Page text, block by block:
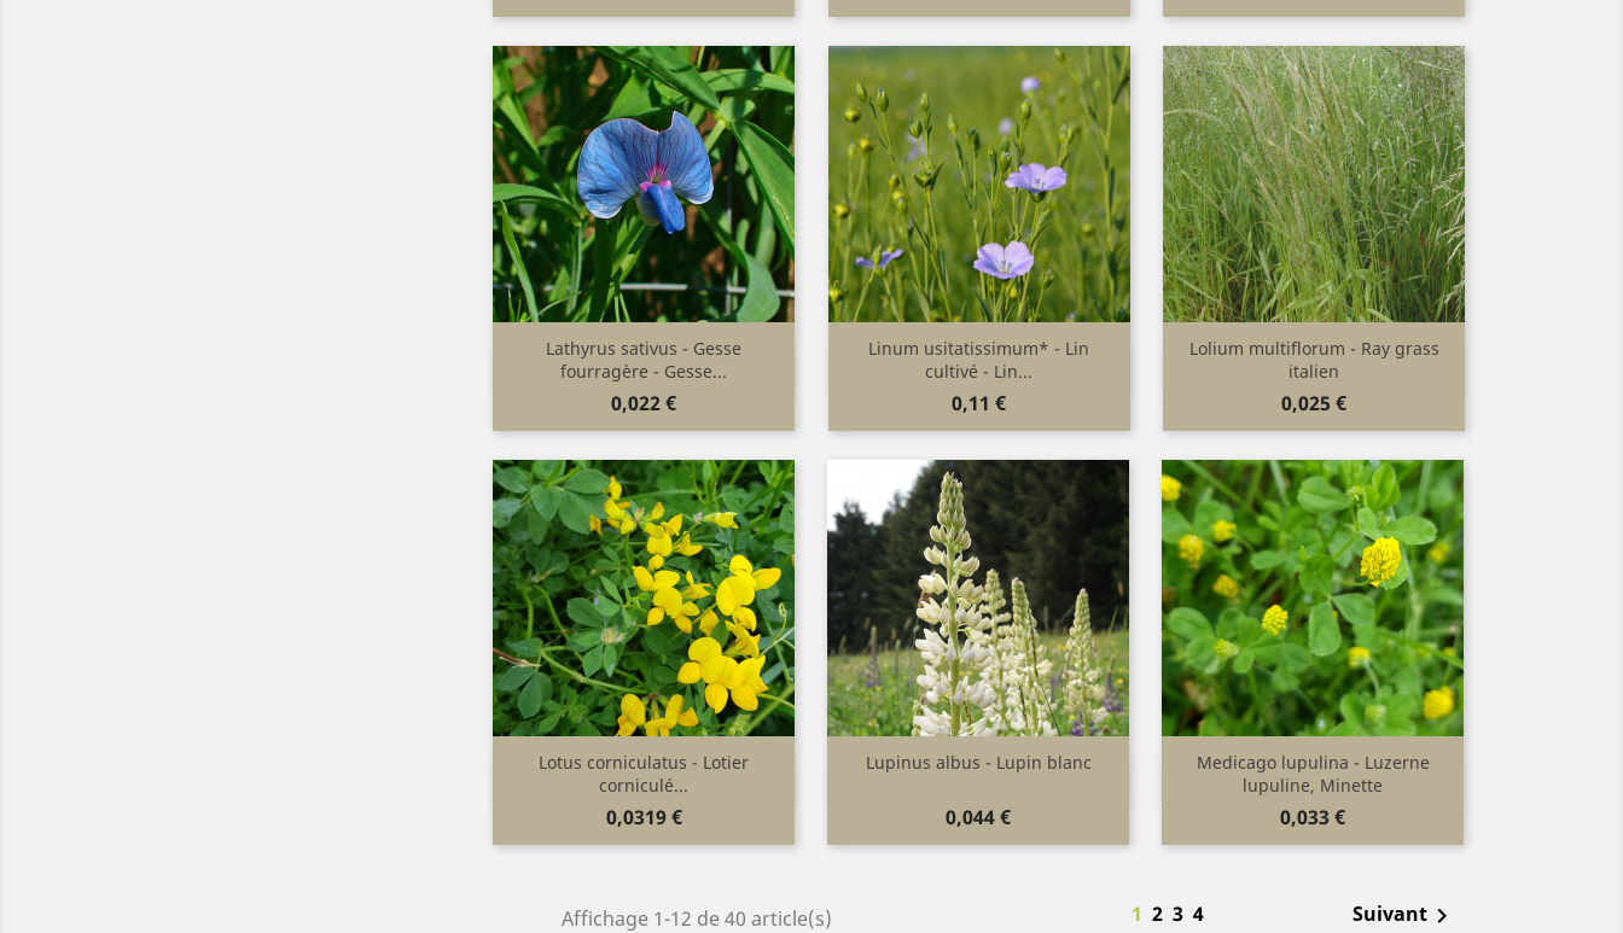
(1)
(1)
Lathyrus sativus - Gesse
fourragère - Gesse...
Prix
0,022 €
Aperçu rapide
Linum usitatissimum* - Lin
cultivé - Lin...
Prix
0,11 €
Aperçu rapide
Lolium multiflorum - Ray grass
italien
Prix
0,025 €
Aperçu rapide
Lotus corniculatus - Lotier
corniculé...
Prix
0,0319 €
Aperçu rapide
Lupinus albus - Lupin blanc
Prix
0,044 €
Medicago lupulina - Luzerne
lupuline, Minette
Prix
0,033 €
Aperçu rapide
Affichage 1-12 de 40 article(s) 1234 Suivant